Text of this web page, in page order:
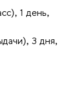
1 день,
3 дня,